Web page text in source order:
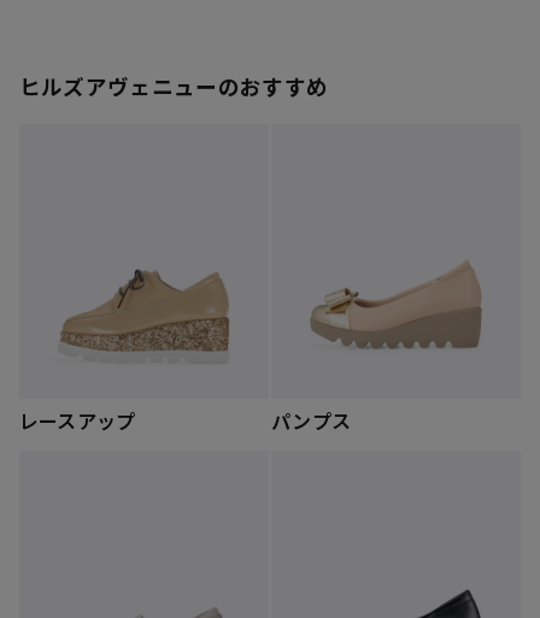
ヒルズアヴェニューのおすすめ
レースアップ パンプス